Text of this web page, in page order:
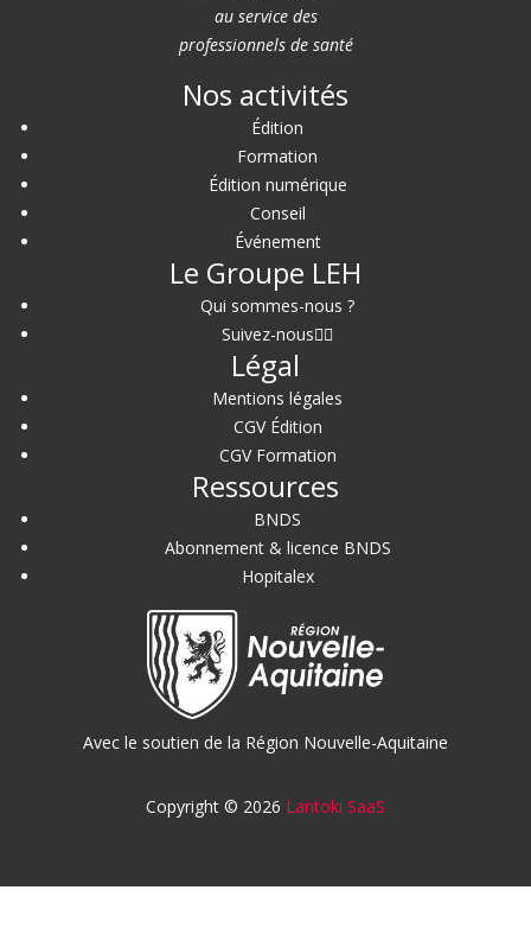
au service des
professionnels de santé
Nos activités
Édition
Formation
Édition numérique
Conseil
Événement
Le Groupe LEH
Qui sommes-nous ?
Suivez-nous
Légal
Mentions légales
CGV Édition
CGV Formation
Ressources
BNDS
Abonnement & licence BNDS
Hopitalex
Avec le soutien de la Région Nouvelle-Aquitaine
Copyright © 2026 Lantoki SaaS